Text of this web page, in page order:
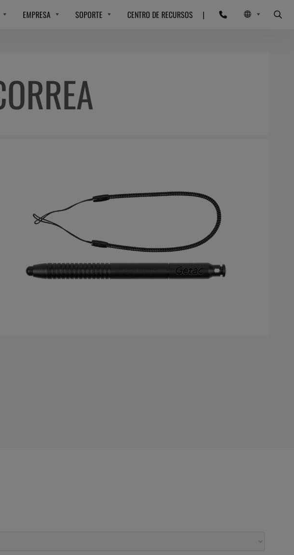
EMPRESA SOPORTE CENTRO DE RECURSOS |